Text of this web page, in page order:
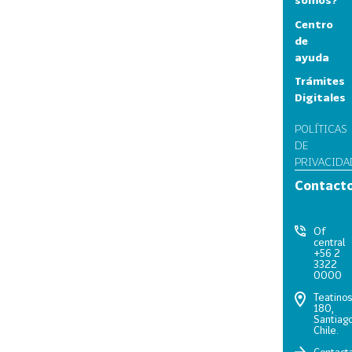
Centro
de
ayuda
Trámites
Digitales
POLÍTICAS
DE
Of
central
+56 2
3322
0000
Teatinos
180,
Chile.